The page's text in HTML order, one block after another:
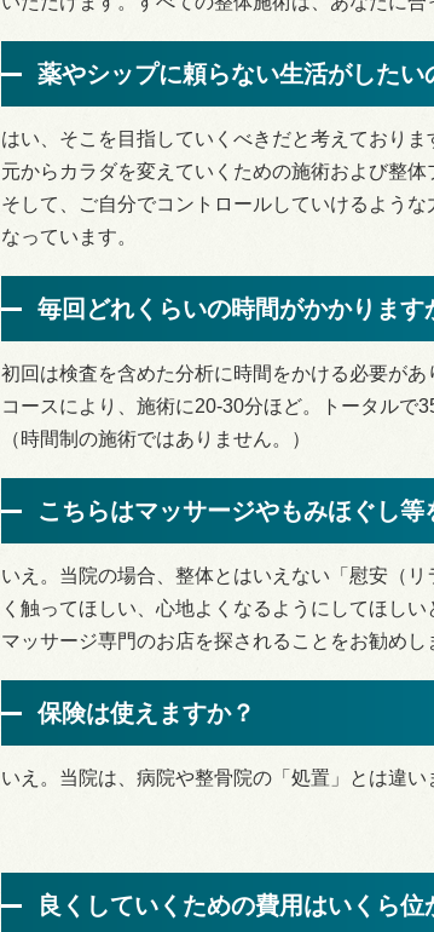
薬やシップに頼らない生活がしたい
はい、そこを目指していくべきだと考えており
元からカラダを変えていくための施術および整
そして、ご自分でコントロールしていけるよう
なっています。
毎回どれくらいの時間がかかります
初回は検査を含めた分析に時間をかける必要が
コースにより、施術に20-30分ほど。トータルで
（時間制の施術ではありません。）
こちらはマッサージやもみほぐし等
いえ。当院の場合、整体とはいえない「慰安（
く触ってほしい、心地よくなるようにしてほし
マッサージ専門のお店を探されることをお勧めし
保険は使えますか？
いえ。当院は、病院や整骨院の「処置」とは違い
良くしていくための費用はいくら位